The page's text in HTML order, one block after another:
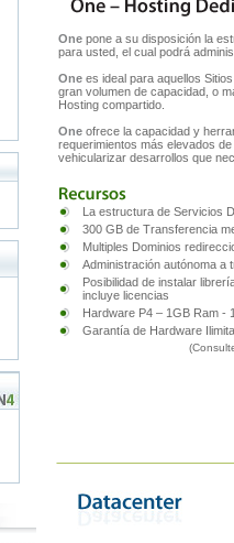
Onepone a su disposición la
para usted, el cual podrá
Onees ideal para aquellos
gran volumen de capacidad, o
Hosting compartido.
Oneofrece la capacidad y
requerimientos más elevados
vehicularizar desarrollos que
La estructura de Servicios
300 GB de Transferencia
Multiples Dominios
Administración autónoma a
Posibilidad de instalar
incluye licencias
Hardware P4 – 1GB Ram -
Garantía de Hardware